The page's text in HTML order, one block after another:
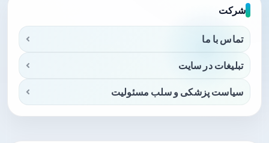
شرکت
تماس با ما
تبلیغات در سایت
سیاست پزشکی و سلب مسئولیت